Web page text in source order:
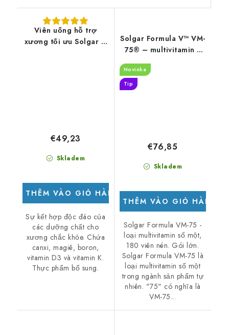
Viên uống hỗ trợ
xương tối ưu Solgar –
Skladem
€49,23
THÊM VÀO GIỎ HÀNG
Sự kết hợp độc đáo của
các dưỡng chất cho
xương chắc khỏe. Chứa
canxi, magiê, boron,
vitamin D3 và vitamin K.
Thực phẩm bổ sung.
Solgar Formula V™ VM-
75® – multivitamin s
bez železa 180 tbl
Novinka
Tip
Skladem
€76,85
THÊM VÀO GIỎ HÀNG
Solgar Formula VM-75 -
loại multivitamin số một,
180 viên nén. Gói lớn.
Solgar Formula VM-75 là
loại multivitamin số một
trong ngành sản phẩm tự
nhiên. "75" có nghĩa là
VM-75...